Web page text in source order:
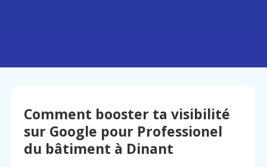
Comment booster ta visibilité
sur Google pour Professionel
du bâtiment à Dinant